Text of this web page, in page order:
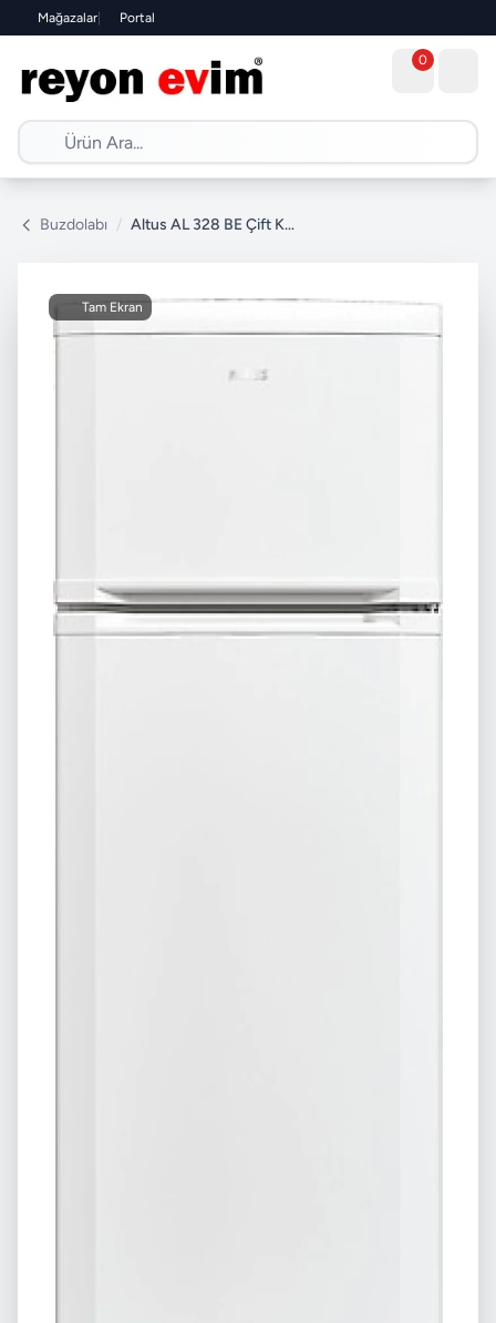
Mağazalar| Portal
0
Buzdolabı / Altus AL 328 BE Çift Kapılı Buzdolabı
Tam Ekran